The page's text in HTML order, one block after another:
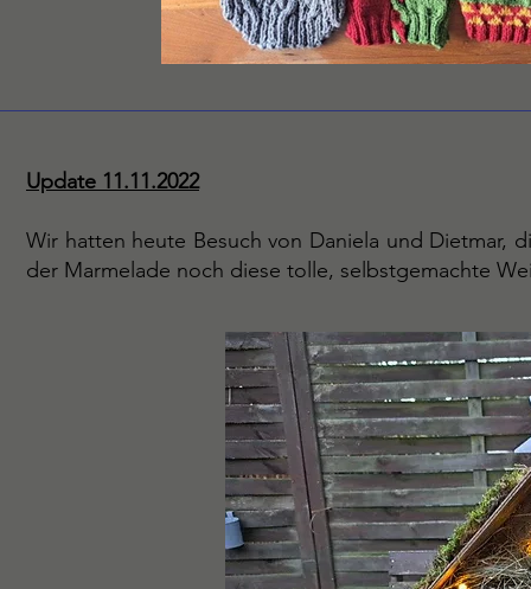
Update 11.11.2022
Wir hatten heute Besuch von Daniela und Dietmar,
der Marmelade noch diese tolle, selbstgemachte